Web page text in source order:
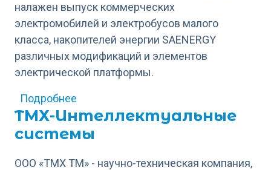
налажен выпуск коммерческих
электромобилей и электробусов малого
класса, накопителей энергии SAENERGY
различных модификаций и элементов
электрической платформы.
Подробнее
ТМХ-Интеллектуальные
системы
ООО «ТМХ ТМ» - научно-техническая компания,